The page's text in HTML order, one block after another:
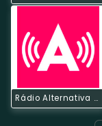
Rádio Alternativa FM